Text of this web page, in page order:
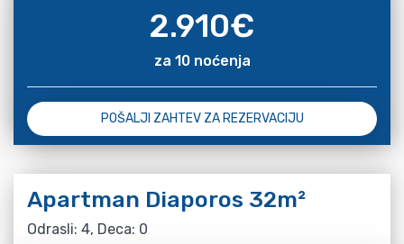
2.910€
za 10 noćenja
POŠALJI ZAHTEV ZA REZERVACIJU
Apartman Diaporos 32m²
Odrasli: 4, Deca: 0